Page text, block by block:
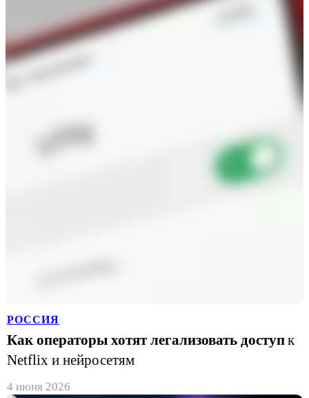
РОССИЯ
Как операторы хотят легализовать доступк
Netflix и нейросетям
4 июня 2026